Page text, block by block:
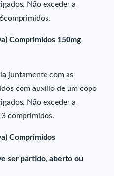
Não exceder a
Comprimidos 150mg
juntamente com as
com auxílio de um copo
Não exceder a
comprimidos.
Comprimidos
ser partido, aberto ou